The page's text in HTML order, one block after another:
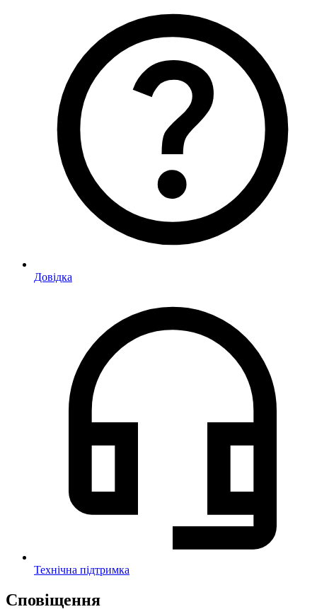
Довідка
Технічна підтримка
Сповіщення